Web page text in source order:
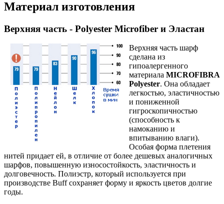
Материал изготовления
Верхняя часть - Polyester Microfiber и Эластан
Верхняя часть шарф
сделана из
гипоалергенного
материала MICROFIBRA
Polyester. Она обладает
легкостью, эластичностью
и пониженной
гигроскопичностью
(способность к
намоканию и
впитыванию влаги).
Особая форма плетения
нитей придает ей, в отличие от более дешевых аналогичных
шарфов, повышенную износостойкость, эластичность и
долговечность. Полиэстр, который используется при
производстве Buff сохраняет форму и яркость цветов долгие
годы.